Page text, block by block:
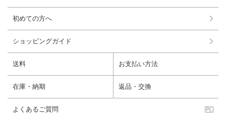
初めての方へ
ショッピングガイド
送料 お支払い方法
在庫・納期 返品・交換
よくあるご質問